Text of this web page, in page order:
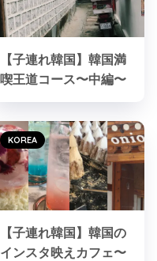
【子連れ韓国】韓国満
喫王道コース〜中編〜
【子連れ韓国】韓国の
インスタ映えカフェ〜
KOREA